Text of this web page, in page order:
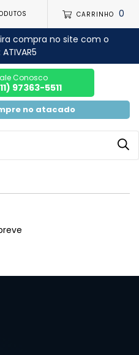
CARRINHO 0
compra no site com o
Conosco
97363-5511
no atacado